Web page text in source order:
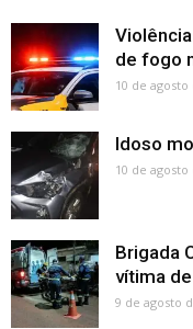
de fogo
10 de agosto
Idoso
10 de agosto
Brigada
vítima
9 de agosto